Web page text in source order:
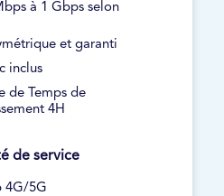
à 1 Gbps selon
et garanti
inclus
de Temps de
4H
de service
4G/5G